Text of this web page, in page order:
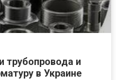
трубопровода и
в Украине